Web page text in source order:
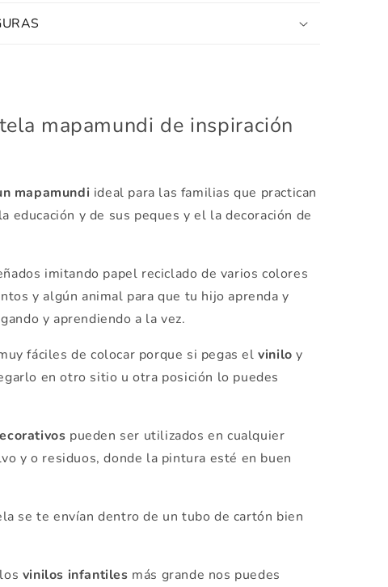
mapamundi de inspiración
mapamundi ideal para las familias que practican
educación y de sus peques y el la decoración de
imitando papel reciclado de varios colores
y algún animal para que tu hijo aprenda y
y aprendiendo a la vez.
fáciles de colocar porque si pegas elvinilo y
en otro sitio u otra posición lo puedes
pueden ser utilizados en cualquier
y o residuos, donde la pintura esté en buen
se te envían dentro de un tubo de cartón bien
vinilos infantiles más grande nos puedes